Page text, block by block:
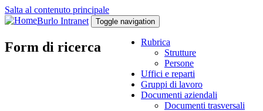
Salta al contenuto principale
Burlo Intranet
Toggle navigation
Rubrica
Strutture
Persone
Uffici e reparti
Gruppi di lavoro
Documenti aziendali
Documenti trasversali
Form di ricerca